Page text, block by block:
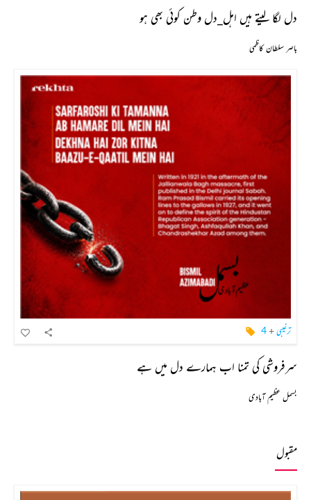
دل لگا لیتے ہیں اہل_دل وطن کوئی بھی ہو
باصر سلطان کاظمی
ترغیبی+
4
سرفروشی کی تمنا اب ہمارے دل میں ہے
بسمل عظیم آبادی
مقبول